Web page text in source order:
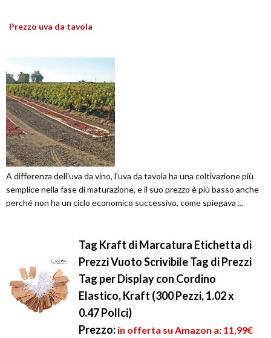
Prezzo uva da tavola
A differenza dell'uva da vino, l'uva da tavola ha una coltivazione più
semplice nella fase di maturazione, e il suo prezzo è più basso anche
perché non ha un ciclo economico successivo, come spiegava ...
Tag Kraft di Marcatura Etichetta di
Prezzi Vuoto Scrivibile Tag di Prezzi
Tag per Display con Cordino
Elastico, Kraft (300 Pezzi, 1.02 x
0.47 Pollci)
Prezzo: in offerta su Amazon a: 11,99€